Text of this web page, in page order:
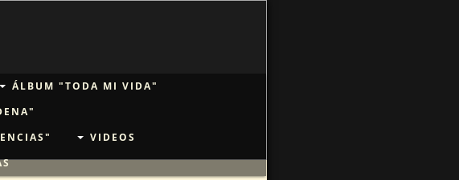
ÁLBUM "TODA MI VIDA"
VIDEOS